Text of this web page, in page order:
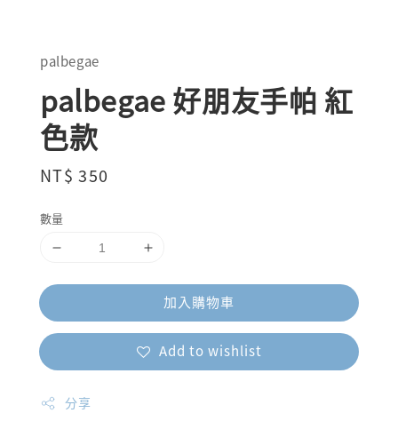
palbegae
palbegae 好朋友手帕 紅
色款
Regular
NT$ 350
數量
加入購物車
Add to wishlist
分享